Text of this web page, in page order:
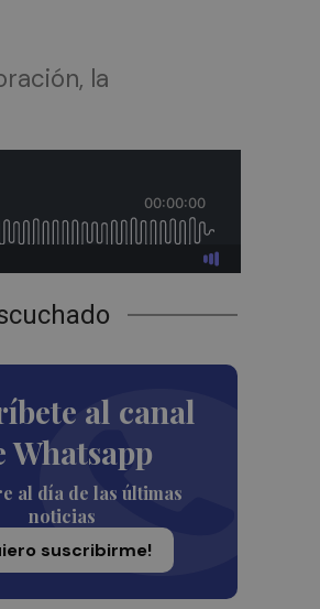
la
al canal
Whatsapp
al día de las últimas
noticias
suscribirme!